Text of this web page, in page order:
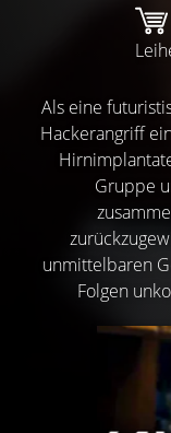
Als eine
Hackerangriff
Gruppe
unmittelbaren
Folgen